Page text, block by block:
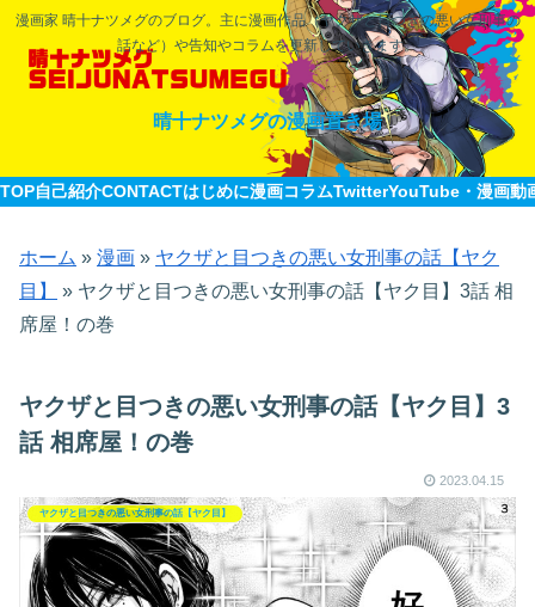
漫画家 晴十ナツメグのブログ。主に漫画作品（ヤクザと目つきの悪い女刑事の
話など）や告知やコラムを更新していきます。
晴十ナツメグの漫画置き場
TOP自己紹介CONTACTはじめに漫画コラムTwitterYouTube・漫画動
ホーム » 漫画 » ヤクザと目つきの悪い女刑事の話【ヤク
目】
» ヤクザと目つきの悪い女刑事の話【ヤク目】3話 相
席屋！の巻​
ヤクザと目つきの悪い女刑事の話【ヤク目】3
話 相席屋！の巻​
2023.04.15
ヤクザと目つきの悪い女刑事の話【ヤク目】